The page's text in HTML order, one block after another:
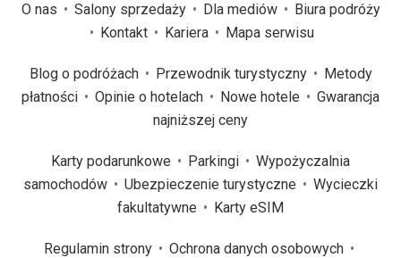
O nas Salony sprzedaży Dla mediów
Biura podróży
Kontakt
Kariera Mapa serwisu
Blog o podróżach Przewodnik turystyczny
Metody
płatności
Opinie o hotelach Nowe hotele
Gwarancja
najniższej ceny
Karty podarunkowe Parkingi
Wypożyczalnia
samochodów
Ubezpieczenie turystyczne
Wycieczki
fakultatywne
Karty eSIM
Regulamin strony
Ochrona danych osobowych